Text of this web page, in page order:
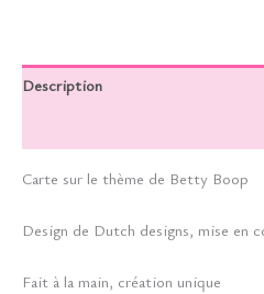
Description
Carte sur le thème de Betty Boop
Design de Dutch designs, mise en
Fait à la main, création unique